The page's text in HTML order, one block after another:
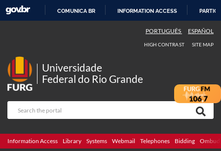
COMUNICA BR INFORMATION ACCESS
PORTUGUÊS ESPAÑOL
HIGH CONTRAST SITE MAP
Universidade
Federal do Rio Grande
Information Access Library Systems Webmail Telephones Bidding